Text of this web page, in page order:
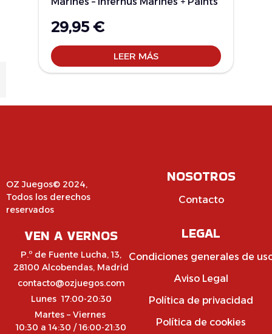
29,95 €
LEER MÁS
OZ Juegos© 2024,
Todos los derechos
reservados
VEN A VERNOS
P.º de Fuente Lucha, 13,
28100 Alcobendas, Madrid
contacto@ozjuegos.com
Lunes 17:00-20:30
Martes – Viernes
10:30 a 14:30 / 16:00-21:30
NOSOTROS
Contacto
LEGAL
Condiciones generales de
Aviso Legal
Política de privacidad
Política de cookies